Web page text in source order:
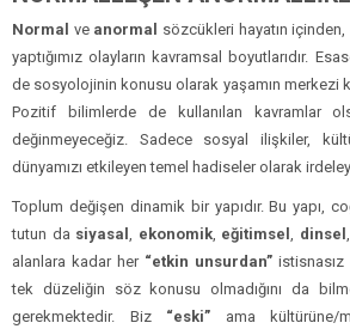
Normal ve anormal
sözcükleri hayatın
yaptığımız olayların kavramsal boyutlarıdır.
de sosyolojinin konusu olarak yaşamın merkezi
Pozitif bilimlerde de kullanılan kavramlar
değinmeyeceğiz. Sadece sosyal ilişkiler,
dünyamızı etkileyen temel hadiseler olarak
Toplum değişen dinamik bir yapıdır. Bu yapı,
tutun da siyasal , ekonomik, eğitimsel , dinsel ,
alanlara kadar her “etkin unsurdan”
tek düzeliğin söz konusu olmadığını da
gerekmektedir. Biz “eski” ama kültürüne/